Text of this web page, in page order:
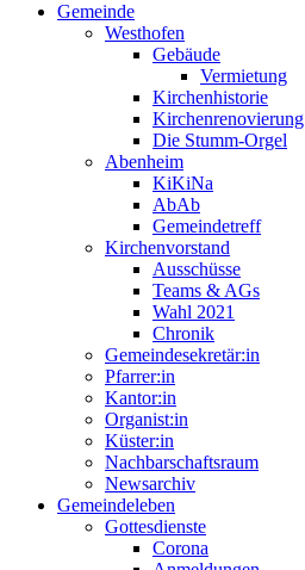
Gemeinde
Westhofen
Gebäude
Vermietung
Kirchenhistorie
Kirchenrenovierung
Die Stumm-Orgel
Abenheim
KiKiNa
AbAb
Gemeindetreff
Kirchenvorstand
Ausschüsse
Teams & AGs
Wahl 2021
Chronik
Gemeindesekretär:in
Pfarrer:in
Kantor:in
Organist:in
Küster:in
Nachbarschaftsraum
Newsarchiv
Gemeindeleben
Gottesdienste
Corona